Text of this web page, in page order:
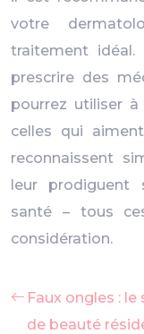
votre
traitement idéal.
prescrire des
pourrez utiliser
celles qui
reconnaissent
leur prodiguent
santé – tous
considération.
Faux ongles : le
de beauté